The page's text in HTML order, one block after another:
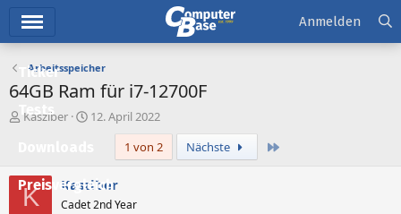
Ticker
Tests
Preisvergleich
Anmelden
Arbeitsspeicher
64GB Ram für i7-12700F
E
e
Kasziber
E
e
12. April 2022
1 von 2
Nächste
K Kasziber
Cadet 2nd Year